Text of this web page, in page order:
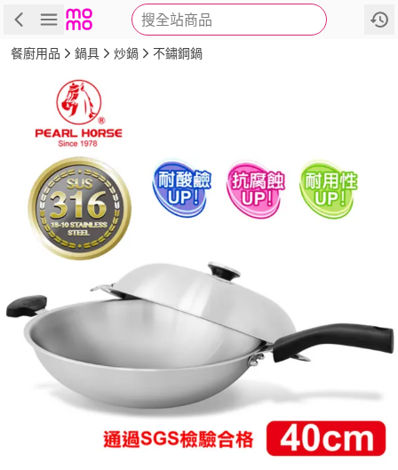
搜全站商品
商品 評價 詳情
餐廚用品 鍋具 炒鍋 不鏽鋼鍋